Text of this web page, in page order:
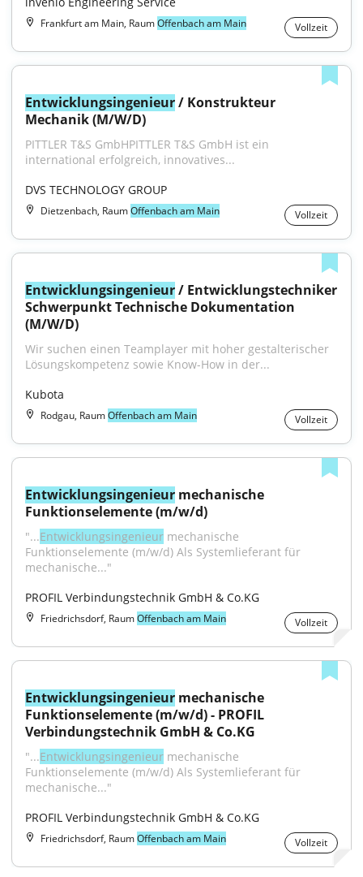
Frankfurt am Main, RaumOffenbach am Main Vollzeit
Entwicklungsingenieur / Konstrukteur
Mechanik (M/W/D)
PITTLER T&S GmbHPITTLER T&S GmbH ist ein
international erfolgreich, innovatives...
DVS TECHNOLOGY GROUP
Dietzenbach, RaumOffenbach am Main Vollzeit
Entwicklungsingenieur / Entwicklungstechniker
Schwerpunkt Technische Dokumentation
(M/W/D)
Wir suchen einen Teamplayer mit hoher gestalterischer
Lösungskompetenz sowie Know-How in der...
Kubota
Rodgau, RaumOffenbach am Main Vollzeit
Entwicklungsingenieur mechanische
Funktionselemente (m/w/d)
"...Entwicklungsingenieur mechanische
Funktionselemente (m/w/d) Als Systemlieferant für
mechanische..."
PROFIL Verbindungstechnik GmbH & Co.KG
Friedrichsdorf, RaumOffenbach am Main Vollzeit
Entwicklungsingenieur mechanische
Funktionselemente (m/w/d) - PROFIL
Verbindungstechnik GmbH & Co.KG
"...Entwicklungsingenieur mechanische
Funktionselemente (m/w/d) Als Systemlieferant für
mechanische..."
PROFIL Verbindungstechnik GmbH & Co.KG
Friedrichsdorf, RaumOffenbach am Main Vollzeit